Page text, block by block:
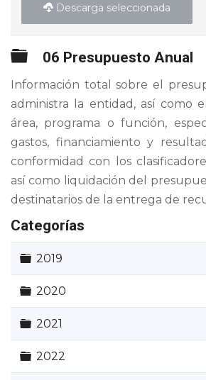
Descarga seleccionada
Carpeta
06 Presupuesto Anual
Información total sobre el
administra la entidad, así como
área, programa o función,
gastos, financiamiento y
conformidad con los
así como liquidación del
destinatarios de la entrega de
Categorías
Carpeta
2019
Carpeta
2020
Carpeta
2021
Carpeta
2022